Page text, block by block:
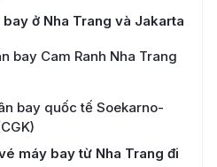
ở Nha Trang và Jakarta
bay Cam Ranh Nha Trang
bay quốc tế Soekarno-
máy bay từ Nha Trang đi